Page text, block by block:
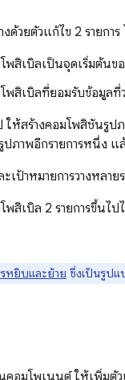
ด้วยตัวแก้ไข 2 รายการ
พสิเบิลเป็นจุดเริ่มต้นข
พสิเบิลที่ยอมรับข้อมูลที่
ห้สร้างคอมโพสิชันรูป
ปภาพอีกรายการหนึ่ง แ
ป้าหมายการวางหลายร
สิเบิล 2 รายการขึ้นไป
หยิบและย้าย ซึ่งเป็นรูปแ
คอมโพเนนต์ ให้เพิ่มตั